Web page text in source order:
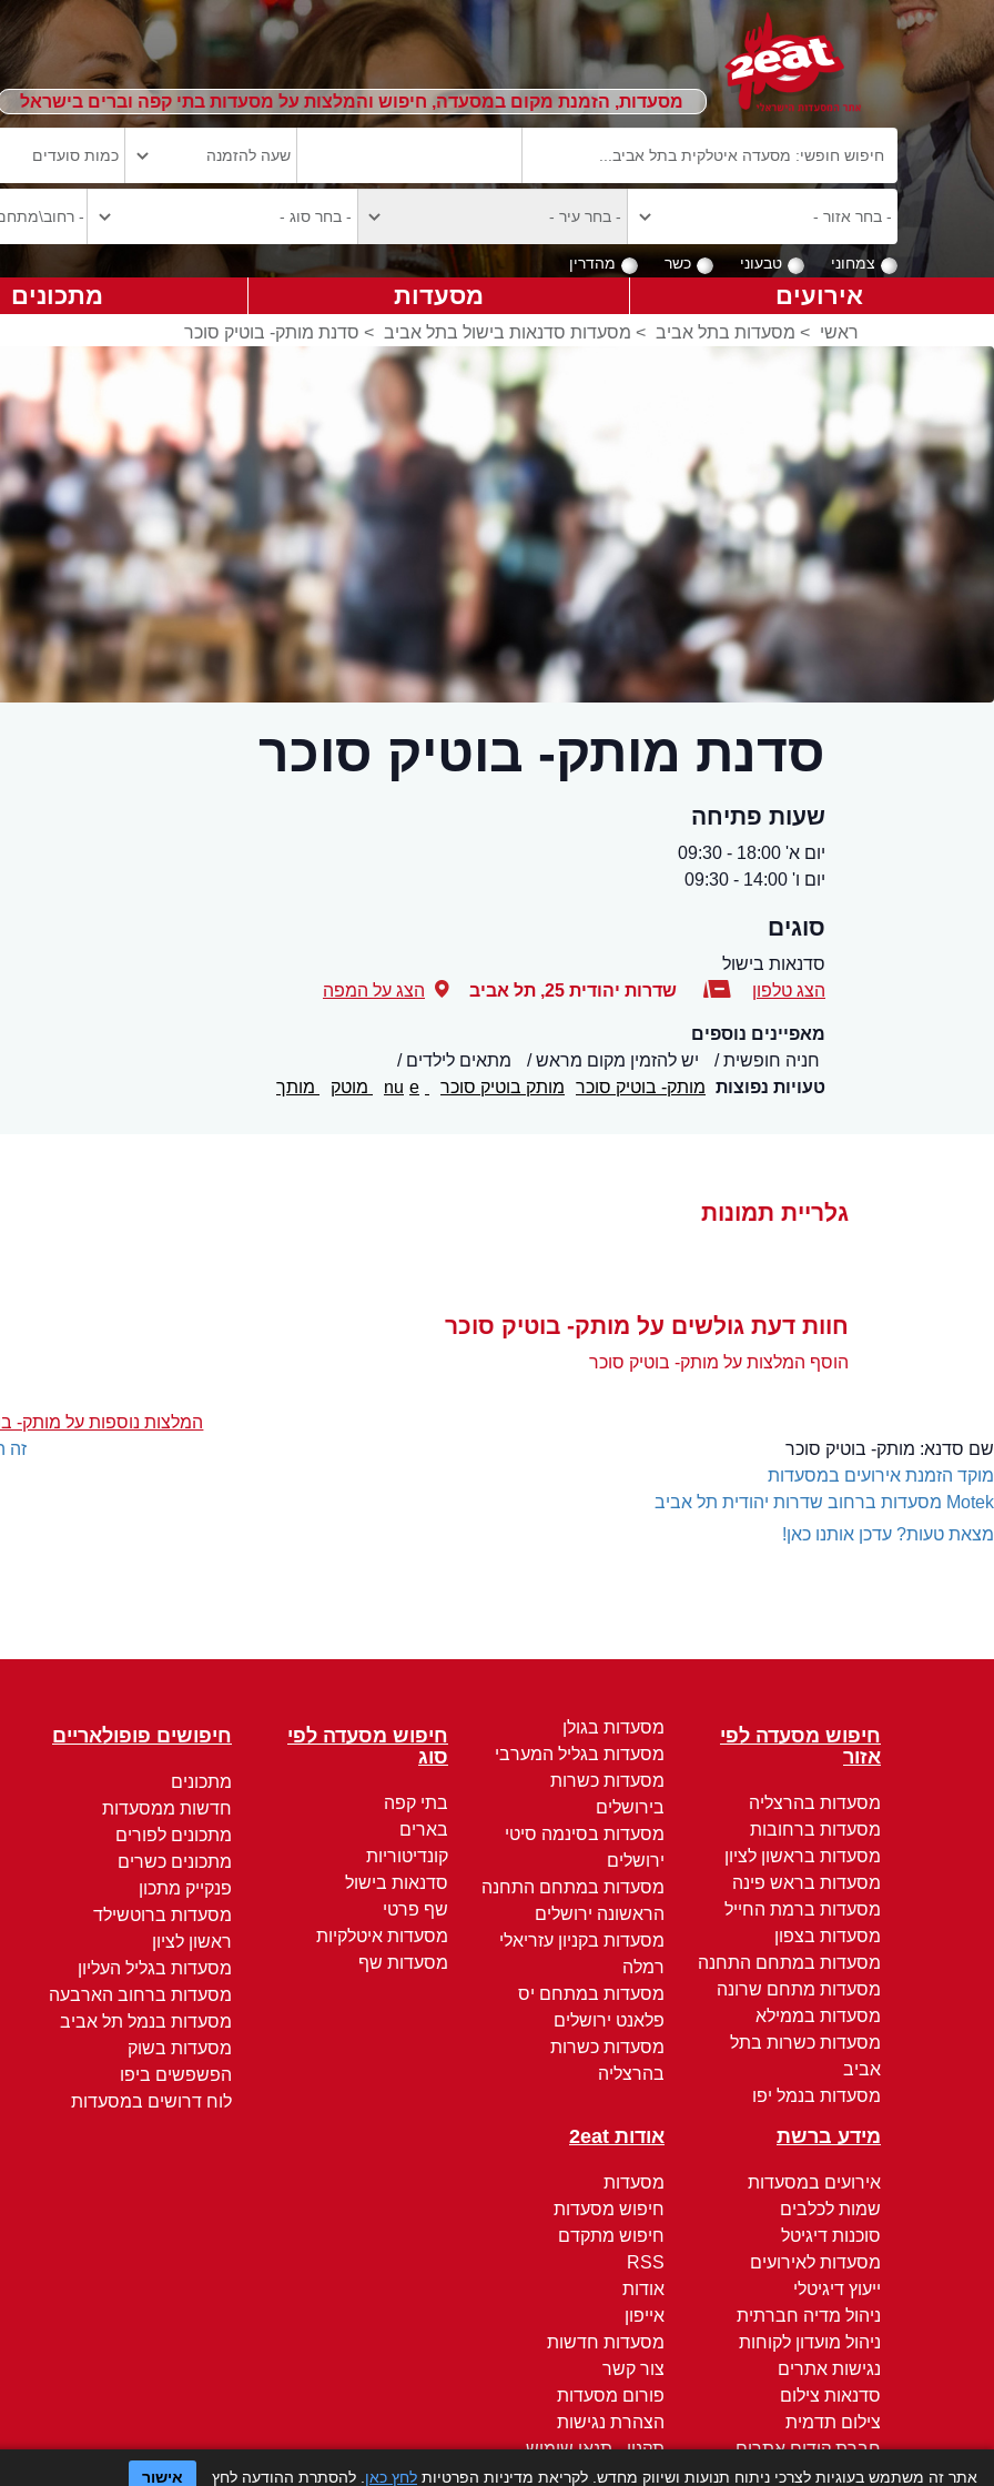
מסעדות, הזמנת מקום במסעדה, חיפוש והמלצות על מסעדות בתי קפה וברים בישראל
צמחוני טבעוני כשר מהדרין
אירועים מסעדות מתכונים
ראשי > מסעדות בתל אביב > מסעדות סדנאות בישול בתל אביב > סדנת מותק- בוטיק סוכר
סדנת מותק- בוטיק סוכר
שעות פתיחה
יום א' 18:00 - 09:30
יום ו' 14:00 - 09:30
סוגים
סדנאות בישול
הצג טלפון
שדרות יהודית 25 , תל אביב הצג על המפה
מאפיינים נוספים
חניה חופשית
יש להזמין מקום מראש
מתאים לילדים
טעויות נפוצות מותק- בוטיק סוכר מותק בוטיק סוכר e מוטק מותך
גלריית תמונות
חוות דעת גולשים על מותק- בוטיק סוכר
הוסף המלצות על מותק- בוטיק סוכר
המלצות נוספות על מותק-
זה שם סדנא: מותק- בוטיק סוכר
מוקד הזמנת אירועים במסעדות
Motek מסעדות ברחוב שדרות יהודית תל אביב
מצאת טעות? עדכן אותנו כאן!
חיפוש מסעדה לפי
אזור
מסעדות בהרצליה
מסעדות ברחובות
מסעדות בראשון לציון
מסעדות בראש פינה
מסעדות ברמת החייל
מסעדות בצפון
מסעדות במתחם התחנה
מסעדות מתחם שרונה
מסעדות בממילא
מסעדות כשרות בתל
אביב
מסעדות בנמל יפו
מסעדות בגולן
מסעדות בגליל המערבי
מסעדות כשרות
בירושלים
מסעדות בסינמה סיטי
ירושלים
מסעדות במתחם התחנה
הראשונה ירושלים
מסעדות בקניון עזריאלי
רמלה
מסעדות במתחם יס
פלאנט ירושלים
מסעדות כשרות
בהרצליה
חיפוש מסעדה לפי
סוג
בתי קפה
בארים
קונדיטוריות
סדנאות בישול
שף פרטי
מסעדות איטלקיות
מסעדות שף
חיפושים פופולאריים
מתכונים
חדשות ממסעדות
מתכונים לפורים
מתכונים כשרים
פנקייק מתכון
מסעדות ברוטשילד
ראשון לציון
מסעדות בגליל העליון
מסעדות ברחוב הארבעה
מסעדות בנמל תל אביב
מסעדות בשוק
הפשפשים ביפו
לוח דרושים במסעדות
מידע ברשת
אירועים במסעדות
שמות לכלבים
סוכנות דיגיטל
מסעדות לאירועים
ייעוץ דיגיטלי
ניהול מדיה חברתית
ניהול מועדון לקוחות
נגישות אתרים
סדנאות צילום
צילום תדמית
חברת קידום אתרים
קידום ממומן
אודות 2eat
מסעדות
חיפוש מסעדות
חיפוש מתקדם
RSS
אודות
אייפון
מסעדות חדשות
צור קשר
פורום מסעדות
הצהרת נגישות
תקנון - תנאי שימוש
מדיניות הפרטיות
אתר זה משתמש בעוגיות לצרכי ניתוח תנועות ושיווק מחדש. לקריאת מדיניות הפרטיות לחץ כאן . להסתרת ההודעה לחץ אישור